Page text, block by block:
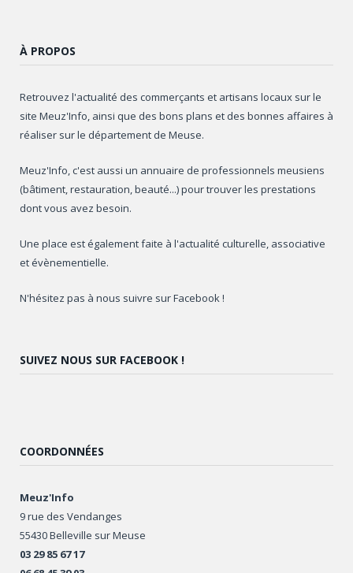
À PROPOS
Retrouvez l'actualité des commerçants et artisans locaux sur le
site Meuz'Info, ainsi que des bons plans et des bonnes affaires à
réaliser sur le département de Meuse.
Meuz'Info, c'est aussi un annuaire de professionnels meusiens
(bâtiment, restauration, beauté...) pour trouver les prestations
dont vous avez besoin.
Une place est également faite à l'actualité culturelle, associative
et évènementielle.
N'hésitez pas à nous suivre sur Facebook !
SUIVEZ NOUS SUR FACEBOOK !
COORDONNÉES
Meuz'Info
9 rue des Vendanges
55430 Belleville sur Meuse
03 29 85 67 17